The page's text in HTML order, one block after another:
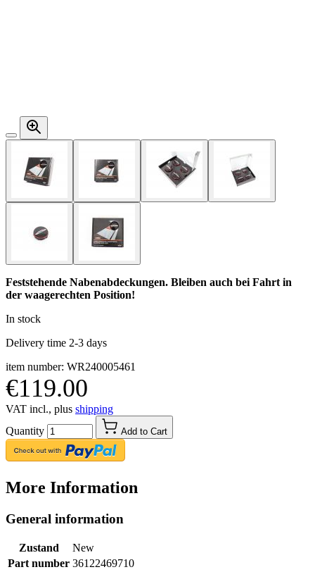
Feststehende Nabenabdeckungen. Bleiben auch bei Fahrt in
der waagerechten Position!
In stock
Delivery time 2-3 days
item number: WR240005461
€119.00
VAT incl., plus shipping
Quantity
Add to Cart
More Information
General information
Zustand
New
Part number 36122469710